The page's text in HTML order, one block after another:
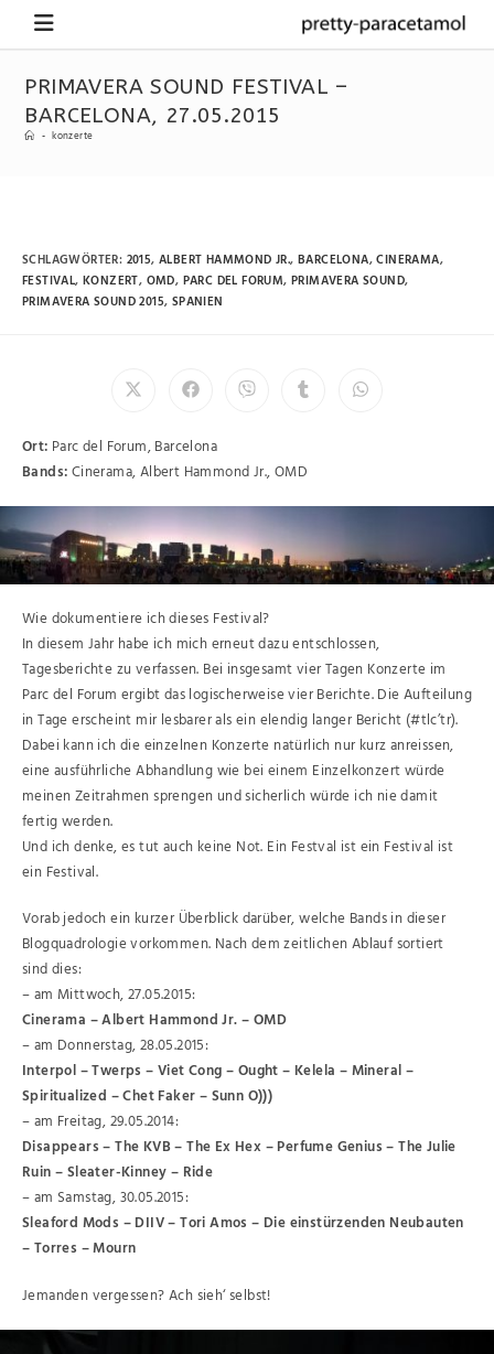
PRIMAVERA SOUND FESTIVAL –
BARCELONA, 27.05.2015
- konzerte
SCHLAGWÖRTER: 2015, ALBERT HAMMOND JR., BARCELONA,CINERAMA,
FESTIVAL, KONZERT, OMD, PARC DEL FORUM, PRIMAVERA SOUND,
PRIMAVERA SOUND 2015, SPANIEN
Ort: Parc del Forum, Barcelona
Bands:Cinerama, Albert Hammond Jr., OMD
Wie dokumentiere ich dieses Festival?
In diesem Jahr habe ich mich erneut dazu entschlossen,
Tagesberichte zu verfassen. Bei insgesamt vier Tagen Konzerte im
Parc del Forum ergibt das logischerweise vier Berichte. Die Aufteilung
in Tage erscheint mir lesbarer als ein elendig langer Bericht (#tlc’tr).
Dabei kann ich die einzelnen Konzerte natürlich nur kurz anreissen,
eine ausführliche Abhandlung wie bei einem Einzelkonzert würde
meinen Zeitrahmen sprengen und sicherlich würde ich nie damit
fertig werden.
Und ich denke, es tut auch keine Not. Ein Festval ist ein Festival ist
ein Festival.
Vorab jedoch ein kurzer Überblick darüber, welche Bands in dieser
Blogquadrologie vorkommen. Nach dem zeitlichen Ablauf sortiert
sind dies:
– am Mittwoch, 27.05.2015:
Cinerama – Albert Hammond Jr. – OMD
– am Donnerstag, 28.05.2015:
Interpol – Twerps – Viet Cong – Ought – Kelela – Mineral –
Spiritualized – Chet Faker – Sunn O)))
– am Freitag, 29.05.2014:
Disappears – The KVB – The Ex Hex –Perfume Genius – The Julie
Ruin – Sleater-Kinney – Ride
– am Samstag, 30.05.2015:
Sleaford Mods – DIIV – Tori Amos – Die einstürzenden Neubauten
– Torres – Mourn
Jemanden vergessen? Ach sieh‘ selbst!